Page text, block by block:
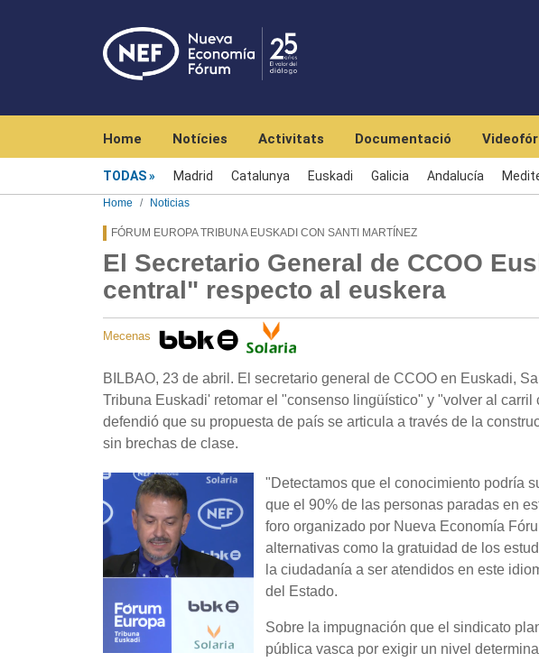
Home Notícies Activitats Documentació
TODAS Madrid Catalunya Euskadi Galicia Andalucía
Home Noticias
FÓRUM EUROPA TRIBUNA EUSKADI CON SANTI MARTÍNEZ
El Secretario General de CCOO
central" respecto al euskera
Mecenas
BILBAO, 23 de abril. El secretario general de CCOO en Euskadi,
Tribuna Euskadi' retomar el "consenso lingüístico" y "volver al
defendió que su propuesta de país se articula a través de la
sin brechas de clase.
"Detectamos que el conocimiento podría
que el 90% de las personas paradas en
foro organizado por Nueva Economía
alternativas como la gratuidad de los
la ciudadanía a ser atendidos en este
del Estado.
Sobre la impugnación que el sindicato
pública vasca por exigir un nivel